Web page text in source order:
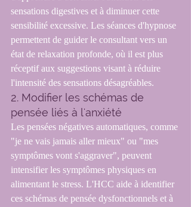
sensations digestives et à diminuer cette
sensibilité excessive. Les séances d'hypnose
permettent de guider le consultant vers un
état de relaxation profonde, où il est plus
réceptif aux suggestions visant à réduire
l'intensité des sensations désagréables.
2. Modifier les schémas de
pensée liés à l'anxiété
Les pensées négatives automatiques, comme
"je ne vais jamais aller mieux" ou "mes
symptômes vont s'aggraver", peuvent
intensifier les symptômes physiques en
alimentant le stress. L'HCC aide à identifier
ces schémas de pensée dysfonctionnels et à